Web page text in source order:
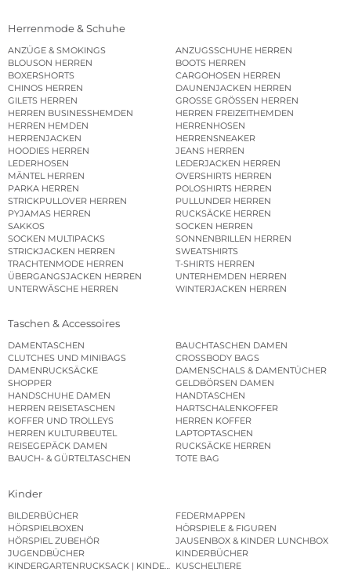
Herrenmode & Schuhe
ANZÜGE & SMOKINGS
ANZUGSSCHUHE HERREN
BLOUSON HERREN
BOOTS HERREN
BOXERSHORTS
CARGOHOSEN HERREN
CHINOS HERREN
DAUNENJACKEN HERREN
GILETS HERREN
GROSSE GRÖSSEN HERREN
HERREN BUSINESSHEMDEN
HERREN FREIZEITHEMDEN
HERREN HEMDEN
HERRENHOSEN
HERRENJACKEN
HERRENSNEAKER
HOODIES HERREN
JEANS HERREN
LEDERHOSEN
LEDERJACKEN HERREN
MÄNTEL HERREN
OVERSHIRTS HERREN
PARKA HERREN
POLOSHIRTS HERREN
STRICKPULLOVER HERREN
PULLUNDER HERREN
PYJAMAS HERREN
RUCKSÄCKE HERREN
SAKKOS
SOCKEN HERREN
SOCKEN MULTIPACKS
SONNENBRILLEN HERREN
STRICKJACKEN HERREN
SWEATSHIRTS
TRACHTENMODE HERREN
T-SHIRTS HERREN
ÜBERGANGSJACKEN HERREN
UNTERHEMDEN HERREN
UNTERWÄSCHE HERREN
WINTERJACKEN HERREN
Taschen & Accessoires
DAMENTASCHEN
BAUCHTASCHEN DAMEN
CLUTCHES UND MINIBAGS
CROSSBODY BAGS
DAMENRUCKSÄCKE
DAMENSCHALS & DAMENTÜCHER
SHOPPER
GELDBÖRSEN DAMEN
HANDSCHUHE DAMEN
HANDTASCHEN
HERREN REISETASCHEN
HARTSCHALENKOFFER
KOFFER UND TROLLEYS
HERREN KOFFER
HERREN KULTURBEUTEL
LAPTOPTASCHEN
REISEGEPÄCK DAMEN
RUCKSÄCKE HERREN
BAUCH- & GÜRTELTASCHEN
TOTE BAG
Kinder
BILDERBÜCHER
FEDERMAPPEN
HÖRSPIELBOXEN
HÖRSPIELE & FIGUREN
HÖRSPIEL ZUBEHÖR
JAUSENBOX & KINDER LUNCHBOX
JUGENDBÜCHER
KINDERBÜCHER
KINDERGARTENRUCKSACK | KINDERGARTENBEUTEL
KUSCHELTIERE